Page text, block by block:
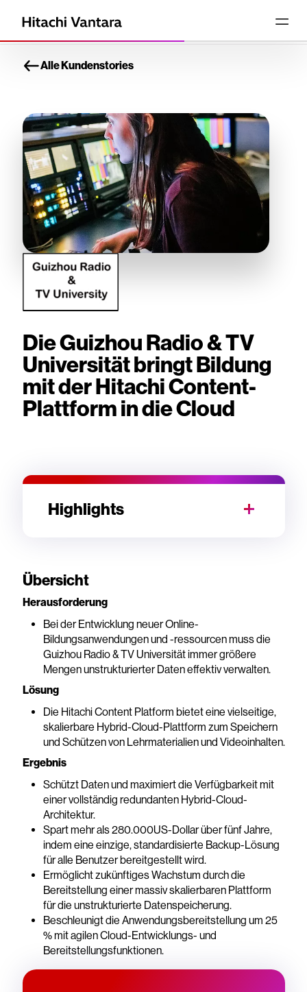
Alle Kundenstories
Die Guizhou Radio & TV
Universität bringt Bildung
mit der Hitachi Content-
Plattform in die Cloud
Übersicht
Herausforderung
Bei der Entwicklung neuer Online-
Bildungsanwendungen und -ressourcen muss die
Guizhou Radio & TV Universität immer größere
Mengen unstrukturierter Daten effektiv verwalten.
Lösung
Die Hitachi Content Platform bietet eine vielseitige,
skalierbare Hybrid-Cloud-Plattform zum Speichern
und Schützen von Lehrmaterialien und Videoinhalten.
Ergebnis
Schützt Daten und maximiert die Verfügbarkeit mit
einer vollständig redundanten Hybrid-Cloud-
Architektur.
Spart mehr als 280.000US-Dollar über fünf Jahre,
indem eine einzige, standardisierte Backup-Lösung
für alle Benutzer bereitgestellt wird.
Ermöglicht zukünftiges Wachstum durch die
Bereitstellung einer massiv skalierbaren Plattform
für die unstrukturierte Datenspeicherung.
Beschleunigt die Anwendungsbereitstellung um 25
% mit agilen Cloud-Entwicklungs- und
Bereitstellungsfunktionen.
Highlights